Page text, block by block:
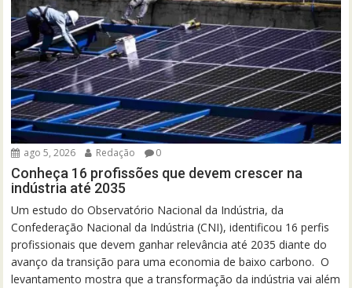
ago 5, 2026 Redação 0
Conheça 16 profissões que devem crescer na
indústria até 2035
Um estudo do Observatório Nacional da Indústria, da
Confederação Nacional da Indústria (CNI), identificou 16 perfis
profissionais que devem ganhar relevância até 2035 diante do
avanço da transição para uma economia de baixo carbono. O
levantamento mostra que a transformação da indústria vai além